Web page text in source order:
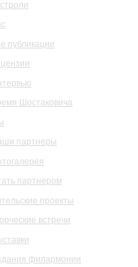
публикации
Шостаковича
партнеры
партнером
проекты
встречи
филармонии